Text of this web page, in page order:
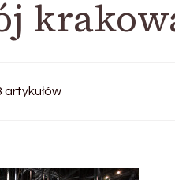
artykułów